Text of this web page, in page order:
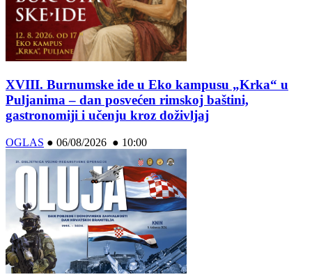
XVIII. Burnumske ide u Eko kampusu „Krka“ u
Puljanima – dan posvećen rimskoj baštini,
gastronomiji i učenju kroz doživljaj
OGLAS ● 06/08/2026 ● 10:00